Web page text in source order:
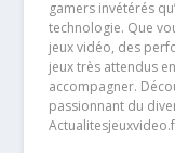
gamers invétérés
technologie. Que
jeux vidéo, des
jeux très attendus
accompagner.
passionnant du